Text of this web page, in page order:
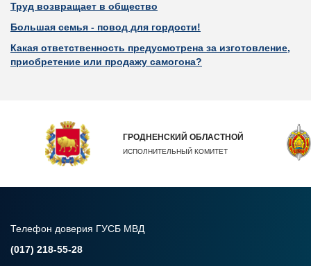
Труд возвращает в общество
Большая семья - повод для гордости!
Какая ответственность предусмотрена за изготовление,
приобретение или продажу самогона?
ГРОДНЕНСКИЙ ОБЛАСТНОЙ
ИСПОЛНИТЕЛЬНЫЙ КОМИТЕТ
Телефон доверия ГУСБ МВД
(017) 218-55-28